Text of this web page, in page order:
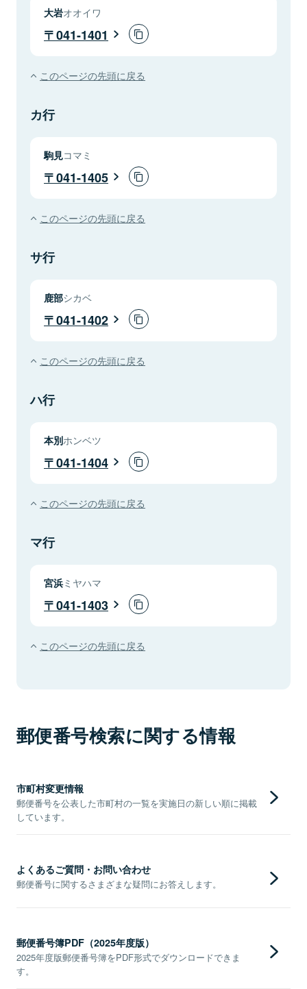
大岩オオイワ
041-1401
このページの先頭に戻る
カ行
駒見コマミ
041-1405
このページの先頭に戻る
サ行
鹿部シカベ
041-1402
このページの先頭に戻る
ハ行
本別ホンベツ
041-1404
このページの先頭に戻る
マ行
宮浜ミヤハマ
041-1403
このページの先頭に戻る
郵便番号検索に関する情報
市町村変更情報
郵便番号を公表した市町村の一覧を実施日の新しい順に掲載
しています。
よくあるご質問・お問い合わせ
郵便番号に関するさまざまな疑問にお答えします。
郵便番号簿PDF（2025年度版）
2025年度版郵便番号簿をPDF形式でダウンロードできま
す。